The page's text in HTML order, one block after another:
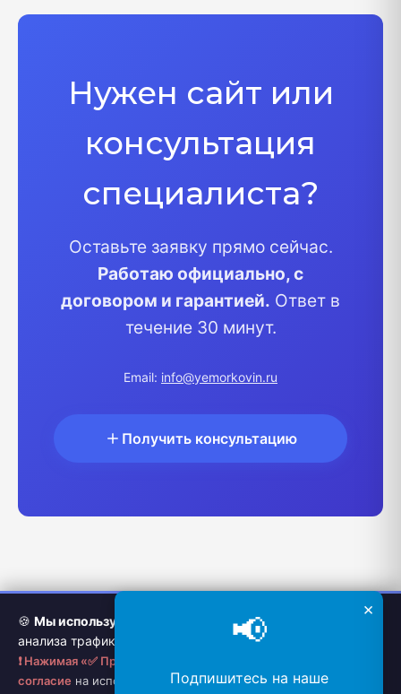
Нужен сайт или
консультация
специалиста?
Оставьте заявку прямо сейчас.
Работаю официально, с
договором и гарантией. Ответ в
течение 30 минут.
Email: info@yemorkovin.ru
Получить консультацию
Услуги
репетитора
конфиденциальности
🍪 Мы используем cookie
для улучшения работы сайта,
анализа трафика и персонализации контента.
❗ Нажимая «✅ Принимаю», вы даете АКТИВНОЕ и ЯВНОЕ
согласие на использование всех видов cookie. Вы можете
×
📢
Подпишитесь на наше